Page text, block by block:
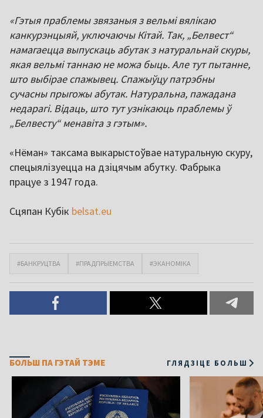
«Гэтыя праблемы звязаныя з вельмі вялікаю
канкурэнцыяй, уключаючы Кітай. Так, „Белвест“
намагаецца выпускаць абутак з натуральнай скуры,
якая вельмі таннаю не можа быць. Але тут пытанне,
што выбірае спажывец. Спажыўцу патрэбны
сучасны прыгожы абутак. Натуральна, пажадана
недарагі. Відаць, што тут узнікаюць праблемы ў
„Белвесту“ менавіта з гэтым».
«Нёман» таксама выкарыстоўвае натуральную скуру,
спецыялізуецца на дзіцячым абутку. Фабрыка
працуе з 1947 года.
Сцяпан Кубік belsat.eu
#БАНКРУЦТВА #ПРАДПРЫЕМСТВА #ЭКАНОМІКА
БОЛЬШ ПА ГЭТАЙ ТЭМЕ ГЛЯДЗІЦЕ БОЛЬШ